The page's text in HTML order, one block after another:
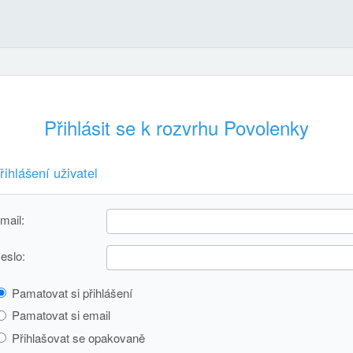
Přihlásit se k rozvrhu Povolenky
uživatel
Pamatovat si přihlášení
Pamatovat si email
Přihlašovat se opakovaně